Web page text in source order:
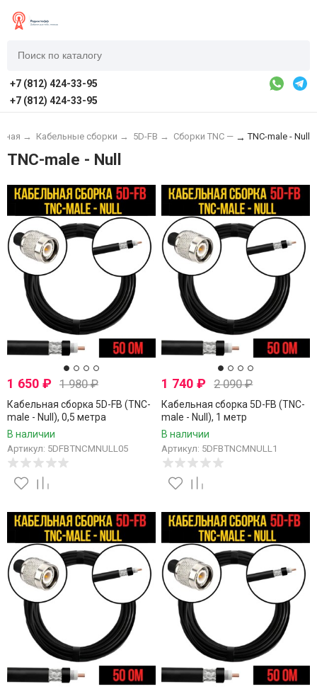
+7 (812) 424-33-95
+7 (812) 424-33-95
→ Кабельные сборки → 5D-FB → Сборки TNC — → TNC-male - Null
TNC-male - Null
1 650 ₽ 1 980₽
Кабельная сборка 5D-FB (TNC-
male - Null), 0,5 метра
В наличии
Артикул: 5DFBTNCMNULL05
1 740₽ 2 090₽
Кабельная сборка 5D-FB (TNC-
male - Null), 1 метр
В наличии
Артикул: 5DFBTNCMNULL1